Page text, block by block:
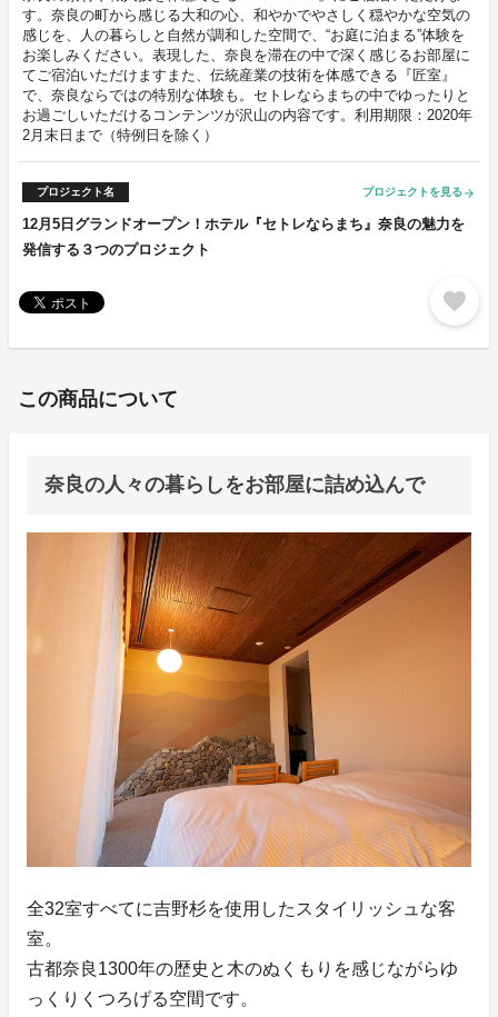
す。奈良の町から感じる大和の心、和やかでやさしく穏やかな空気の
感じを、人の暮らしと自然が調和した空間で、“お庭に泊まる”体験を
お楽しみください。表現した、奈良を滞在の中で深く感じるお部屋に
てご宿泊いただけますまた、伝統産業の技術を体感できる『匠室』
で、奈良ならではの特別な体験も。セトレならまちの中でゆったりと
お過ごしいただけるコンテンツが沢山の内容です。利用期限：2020年
2月末日まで（特例日を除く）
プロジェクト名 プロジェクトを見る arrow_forward
12月5日グランドオープン！ホテル『セトレならまち』奈良の魅力を
発信する３つのプロジェクト
favorite
この商品について
奈良の人々の暮らしをお部屋に詰め込んで
全32室すべてに吉野杉を使用したスタイリッシュな客
室。
古都奈良1300年の歴史と木のぬくもりを感じながらゆ
っくりくつろげる空間です。